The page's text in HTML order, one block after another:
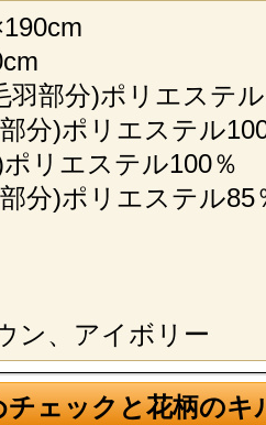
羽部分)ポリエステ
)ポリエステル
リエステル100％
ポリエステル85
ン、アイボリー
チェックと花柄のキ